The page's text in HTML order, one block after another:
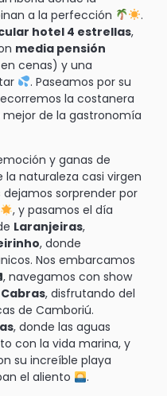
a la perfección
.
hotel 4 estrellas,
media pensión
cenas) y una
. Paseamos por su
la costanera
de la gastronomía
y ganas de
naturaleza casi virgen
dejamos sorprender por
, y pasamos el día
Laranjeiras,
, donde
Nos embarcamos
, navegamos con show
, disfrutando del
de Camboriú.
, donde las aguas
con la vida marina, y
su increíble playa
el aliento
.